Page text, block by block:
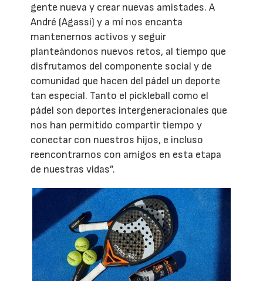
gente nueva y crear nuevas amistades. A
André (Agassi) y a mí nos encanta
mantenernos activos y seguir
planteándonos nuevos retos, al tiempo que
disfrutamos del componente social y de
comunidad que hacen del pádel un deporte
tan especial. Tanto el pickleball como el
pádel son deportes intergeneracionales que
nos han permitido compartir tiempo y
conectar con nuestros hijos, e incluso
reencontrarnos con amigos en esta etapa
de nuestras vidas”.